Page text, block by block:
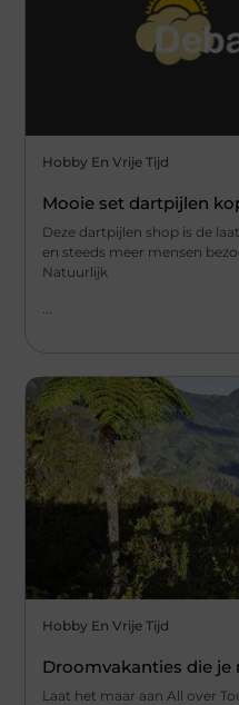
Hobby En Vrije Tijd
Mooie set dartpijlen
Deze dartpijlen shop is de
en steeds meer mensen
Natuurlijk
Hobby En Vrije Tijd
Droomvakanties die
Laat het maar aan All over